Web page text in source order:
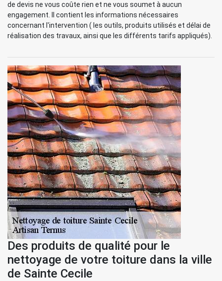
de devis ne vous coûte rien et ne vous soumet à aucun
engagement. Il contient les informations nécessaires
concernant l'intervention ( les outils, produits utilisés et délai de
réalisation des travaux, ainsi que les différents tarifs appliqués).
Des produits de qualité pour le
nettoyage de votre toiture dans la ville
de Sainte Cecile